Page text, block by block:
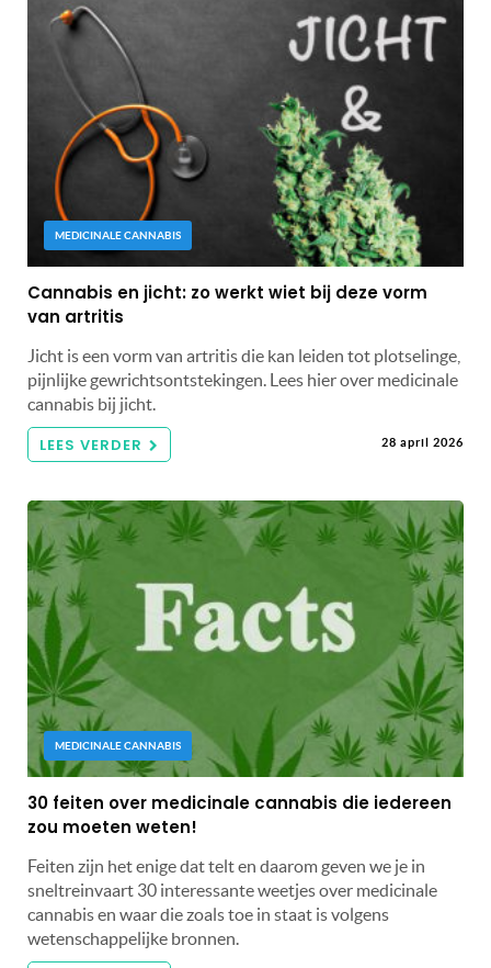
MEDICINALE CANNABIS
Cannabis en jicht: zo werkt wiet bij deze vorm
van artritis
Jicht is een vorm van artritis die kan leiden tot plotselinge,
pijnlijke gewrichtsontstekingen. Lees hier over medicinale
cannabis bij jicht.
LEES VERDER 28 april 2026
MEDICINALE CANNABIS
30 feiten over medicinale cannabis die iedereen
zou moeten weten!
Feiten zijn het enige dat telt en daarom geven we je in
sneltreinvaart 30 interessante weetjes over medicinale
cannabis en waar die zoals toe in staat is volgens
wetenschappelijke bronnen.